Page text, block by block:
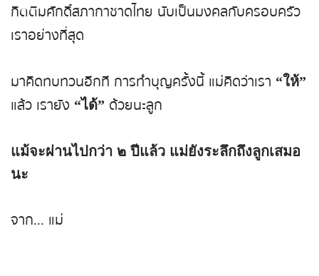
กิตติมศักดิ์สภากาชาดไทย นับเป็นมงคลกับครอบครัว
เราอย่างที่สุด
มาคิดทบทวนอีกที การทำบุญครั้งนี้ แม่คิดว่าเรา “ให้”
แล้ว เรายัง “ได้” ด้วยนะลูก
แม้จะผ่านไปกว่า ๒ ปีแล้ว แม่ยังระลึกถึงลูกเสมอ
นะ
จาก... แม่